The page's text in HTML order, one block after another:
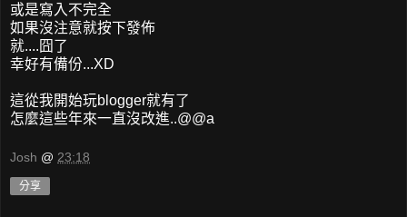
或是寫入不完全
如果沒注意就按下發佈
就....囧了
幸好有備份...XD
這從我開始玩blogger就有了
怎麼這些年來一直沒改進..@@a
Josh @ 23:18
分享